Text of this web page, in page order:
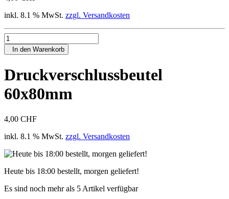
inkl. 8.1 % MwSt. zzgl. Versandkosten
In den Warenkorb
Druckverschlussbeutel
60x80mm
4,00 CHF
inkl. 8.1 % MwSt. zzgl. Versandkosten
Heute bis 18:00 bestellt, morgen geliefert!
Es sind noch mehr als 5 Artikel verfügbar